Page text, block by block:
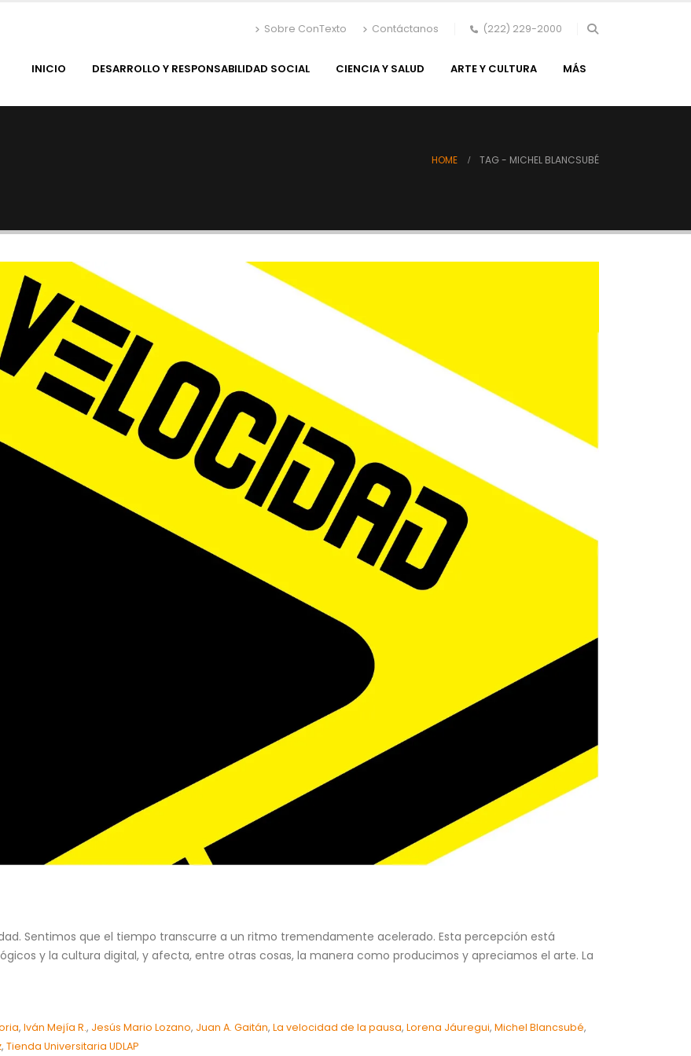
Sobre ConTexto Contáctanos (222) 229-2000
INICIO DESARROLLO Y RESPONSABILIDAD SOCIAL CIENCIA Y SALUD ARTE Y CULTURA MÁS
HOME TAG - MICHEL BLANCSUBÉ
Sentimos que el tiempo transcurre a un ritmo tremendamente acelerado. Esta percepción está
y la cultura digital, y afecta, entre otras cosas, la manera como producimos y apreciamos el arte. La
, Iván Mejía R., Jesús Mario Lozano, Juan A. Gaitán, La velocidad de la pausa, Lorena Jáuregui, Michel Blancsubé,
, Tienda Universitaria UDLAP